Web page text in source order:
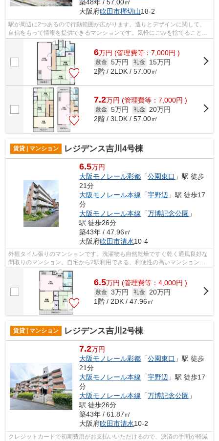
築48年 / 57.00㎡
大阪府吹田市樫切山18-2
駅が周辺に2つあるので行動範囲が広がります。造りとデザインに関して、
自信をもって情報を提供できるマンションです。気軽にごみを捨てることが
できて便利な敷地内ごみ置き場つきの物...
6万円 (管理費等：7,000円 )
敷金 5万円 礼金
15万円
2階 / 2LDK / 57.00㎡
7.2万円 (管理費等：7,000円 )
敷金 5万円 礼金 20万円
2階 / 3LDK / 57.00㎡
賃貸 | マンション レジデンス吉川4号棟
6.5万円
大阪モノレール彩都 「公園東口 」駅 徒歩
21分
大阪モノレール本線 「宇野辺 」駅 徒歩17
分
大阪モノレール本線 「万博記念公園 」
駅 徒歩26分
築43年 / 47.96㎡
大阪府吹田市清水10-4
外観タイル張りのマンションです。洗濯物も自然乾燥ですぐ乾く通風良好な
間取りのマンション。自宅から2駅利用できる、利便性の高いマンションで
す。遮音性が高く静かな住環境の鉄筋コ...
6.5万円 (管理費等：4,000円 )
敷金 3万円 礼金
20万円
1階 / 2DK / 47.96㎡
賃貸 | マンション レジデンス吉川2号棟
7.2万円
大阪モノレール彩都 「公園東口 」駅 徒歩
21分
大阪モノレール本線 「宇野辺 」駅 徒歩17
分
大阪モノレール本線 「万博記念公園 」
駅 徒歩26分
築43年 / 61.87㎡
大阪府吹田市清水10-2
クレジットカードで初期費用がお支払いいただけるので、決済の手間が軽減